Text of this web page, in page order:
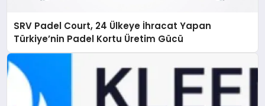
SRV Padel Court, 24 Ülkeye İhracat Yapan
Türkiye’nin Padel Kortu Üretim Gücü